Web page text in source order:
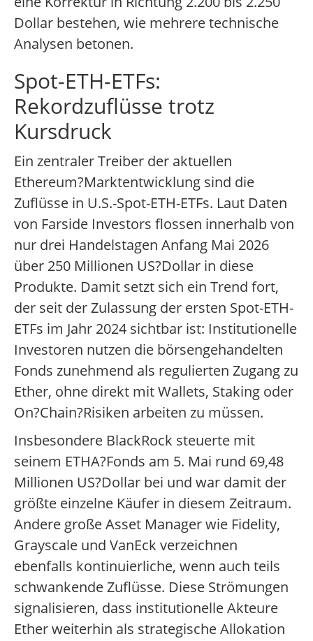
Dollar bestehen, wie mehrere technische
Analysen betonen.
Spot-ETH-ETFs:
Rekordzuflüsse trotz
Kursdruck
Ein zentraler Treiber der aktuellen
Ethereum?Marktentwicklung sind die
Zuflüsse in U.S.-Spot-ETH-ETFs. Laut Daten
von Farside Investors flossen innerhalb von
nur drei Handelstagen Anfang Mai 2026
über 250 Millionen US?Dollar in diese
Produkte. Damit setzt sich ein Trend fort,
der seit der Zulassung der ersten Spot-ETH-
ETFs im Jahr 2024 sichtbar ist: Institutionelle
Investoren nutzen die börsengehandelten
Fonds zunehmend als regulierten Zugang zu
Ether, ohne direkt mit Wallets, Staking oder
On?Chain?Risiken arbeiten zu müssen.
Insbesondere BlackRock steuerte mit
seinem ETHA?Fonds am 5. Mai rund 69,48
Millionen US?Dollar bei und war damit der
größte einzelne Käufer in diesem Zeitraum.
Andere große Asset Manager wie Fidelity,
Grayscale und VanEck verzeichnen
ebenfalls kontinuierliche, wenn auch teils
schwankende Zuflüsse. Diese Strömungen
signalisieren, dass institutionelle Akteure
Ether weiterhin als strategische Allokation